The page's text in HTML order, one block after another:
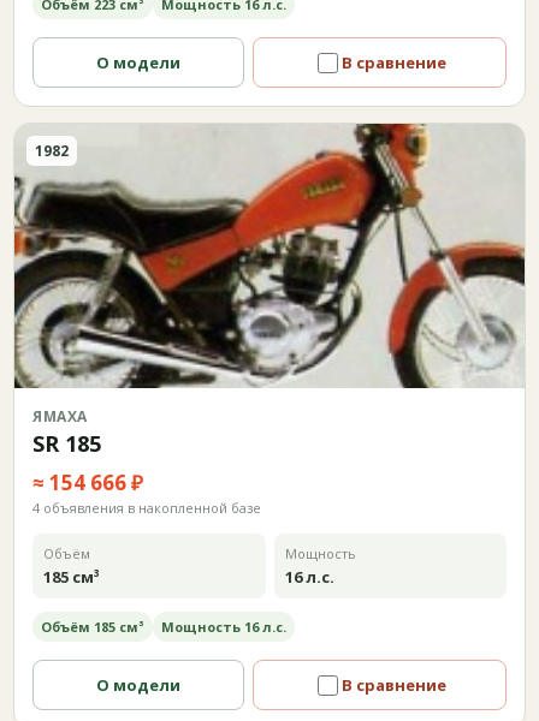
Объём 223 см³ Мощность 16 л.с.
О модели В сравнение
1982
ЯМАХА
SR 185
≈ 154 666 ₽
4 объявления в накопленной базе
Объём
185 см³
Мощность
16 л.с.
Объём 185 см³ Мощность 16 л.с.
О модели В сравнение